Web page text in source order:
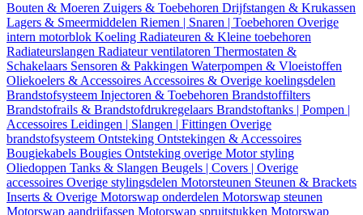
Bouten & Moeren Zuigers & Toebehoren Drijfstangen & Krukassen
Lagers & Smeermiddelen Riemen | Snaren | Toebehoren Overige
intern motorblok Koeling Radiateuren & Kleine toebehoren
Radiateurslangen Radiateur ventilatoren Thermostaten &
Schakelaars Sensoren & Pakkingen Waterpompen & Vloeistoffen
Oliekoelers & Accessoires Accessoires & Overige koelingsdelen
Brandstofsysteem Injectoren & Toebehoren Brandstoffilters
Brandstofrails & Brandstofdrukregelaars Brandstoftanks | Pompen |
Accessoires Leidingen | Slangen | Fittingen Overige
brandstofsysteem Ontsteking Ontstekingen & Accessoires
Bougiekabels Bougies Ontsteking overige Motor styling
Oliedoppen Tanks & Slangen Beugels | Covers | Overige
accessoires Overige stylingsdelen Motorsteunen Steunen & Brackets
Inserts & Overige Motorswap onderdelen Motorswap steunen
Motorswap aandrijfassen Motorswap spruitstukken Motorswap